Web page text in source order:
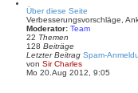
e
s
t
B
i
Über diese Seite
Verbesserungsvorschläge,
Moderator: Team
22 Themen
128 Beiträge
Letzter Beitrag Spam-
von Sir CharlesN
e
Mo 20.Aug 2012, 9:05